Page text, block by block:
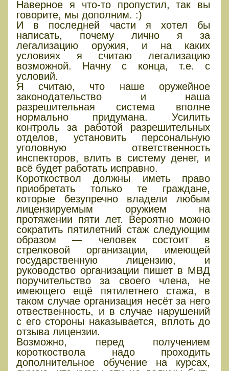
Наверное я что-то пропустил, так вы
говорите, мы дополним. :)
И в последней части я хотел бы
написать, почему лично я за
легализацию оружия, и на каких
условиях я считаю легализацию
возможной. Начну с конца, т.е. с
условий.
Я считаю, что наше оружейное
законодательство и наша
разрешительная система вполне
нормально придумана. Усилить
контроль за работой разрешительных
отделов, установить персональную
уголовную ответственность
инспекторов, влить в систему денег, и
всё будет работать исправно.
Короткоствол должны иметь право
приобретать только те граждане,
которые безупречно владели любым
лицензируемым оружием на
протяжении пяти лет. Вероятно можно
сократить пятилетний стаж следующим
образом — человек состоит в
стрелковой организации, имеющей
государственную лицензию, и
руководство организации пишет в МВД
поручительство за своего члена, не
имеющего ещё пятилетнего стажа, в
таком случае организация несёт за него
отвественность, и в случае нарушений
с его стороны наказывается, вплоть до
отзыва лицензии.
Возможно, перед получением
короткоствола надо проходить
дополнительное обучение на курсах,